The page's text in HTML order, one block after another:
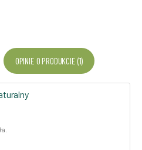
OPINIE O PRODUKCIE (1)